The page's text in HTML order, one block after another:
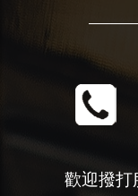
歡迎撥打